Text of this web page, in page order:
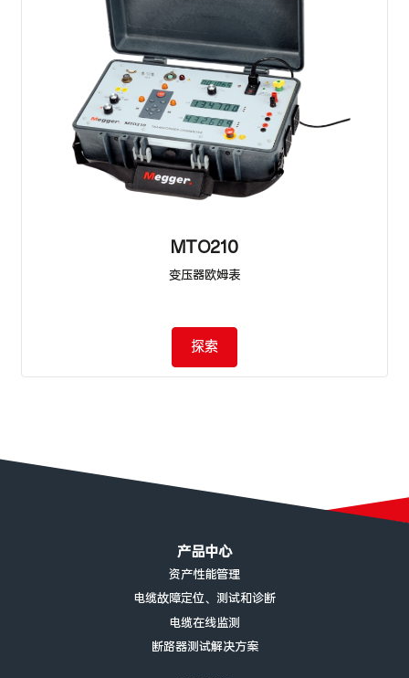
MTO210
变压器欧姆表
探索
产品中心
资产性能管理
电缆故障定位、测试和诊断
电缆在线监测
断路器测试解决方案